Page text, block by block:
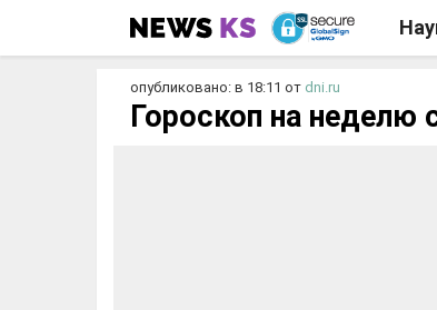
опубликовано: в 18:11 от dni.ru
Гороскоп на неделю